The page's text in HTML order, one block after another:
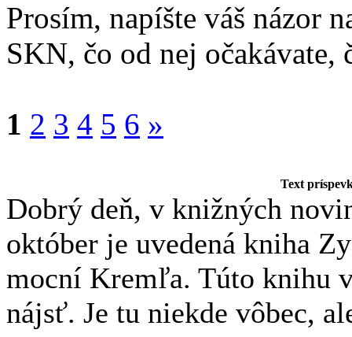
Prosím, napíšte váš názor
SKN, čo od nej očakávate,
1 2 3 4 5 6 »
Text
Dobrý deň, v knižných
október je uvedená kniha
mocní Kremľa. Túto knihu
nájsť. Je tu niekde vôbec,